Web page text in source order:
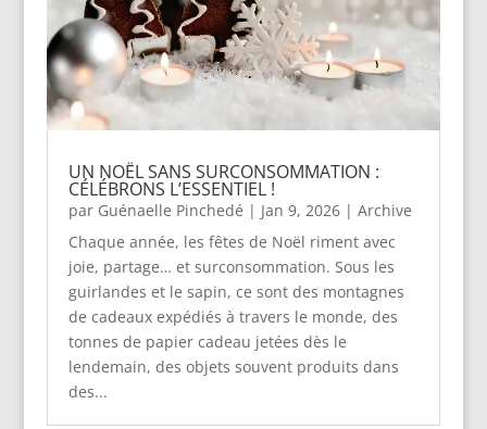
UN NOËL SANS SURCONSOMMATION :
CÉLÉBRONS L’ESSENTIEL !
par Guénaelle Pinchedé | Jan 9, 2026| Archive
Chaque année, les fêtes de Noël riment avec
joie, partage… et surconsommation. Sous les
guirlandes et le sapin, ce sont des montagnes
de cadeaux expédiés à travers le monde, des
tonnes de papier cadeau jetées dès le
lendemain, des objets souvent produits dans
des...